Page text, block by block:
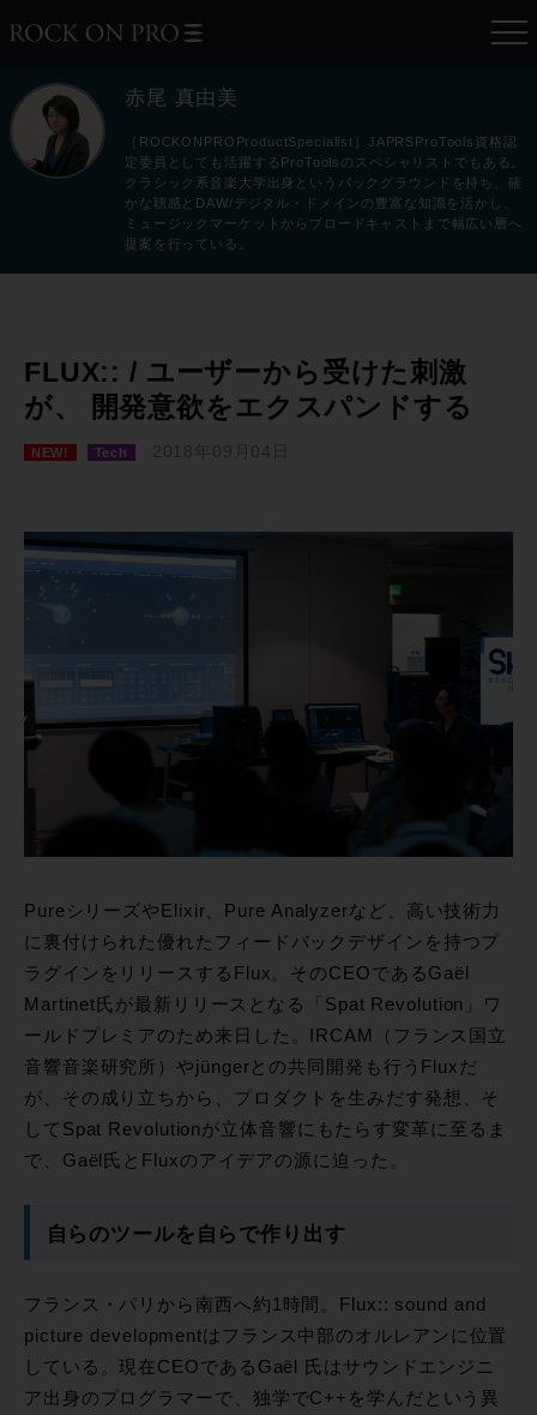
赤尾 真由美
［ROCKONPROProductSpecialist］JAPRSProTools資格認
定委員としても活躍するProToolsのスペシャリストでもある。
クラシック系音楽大学出身というバックグラウンドを持ち、確
かな聴感とDAW/デジタル・ドメインの豊富な知識を活かし、
ミュージックマーケットからブロードキャストまで幅広い層へ
提案を行っている。
FLUX:: / ユーザーから受けた刺激
が、 開発意欲をエクスパンドする
NEW! Tech 2018年09月04日
PureシリーズやElixir、Pure Analyzerなど、高い技術力
に裏付けられた優れたフィードバックデザインを持つプ
ラグインをリリースするFlux。そのCEOであるGaël
Martinet氏が最新リリースとなる「Spat Revolution」ワ
ールドプレミアのため来日した。IRCAM（フランス国立
音響音楽研究所）やjüngerとの共同開発も行うFluxだ
が、その成り立ちから、プロダクトを生みだす発想、そ
してSpat Revolutionが立体音響にもたらす変革に至るま
で、Gaël氏とFluxのアイデアの源に迫った。
自らのツールを自らで作り出す
フランス・パリから南西へ約1時間。Flux:: sound and
picture developmentはフランス中部のオルレアンに位置
している。現在CEOであるGaël 氏はサウンドエンジニ
ア出身のプログラマーで、独学でC++を学んだという異